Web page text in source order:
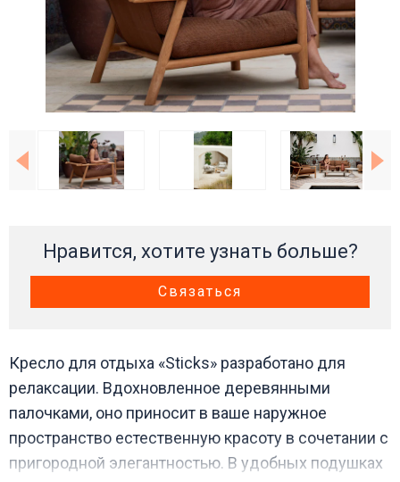
Нравится, хотите узнать больше?
Связаться
Кресло для отдыха «Sticks» разработано для
релаксации. Вдохновленное деревянными
палочками, оно приносит в ваше наружное
пространство естественную красоту в сочетании с
пригородной элегантностью. В удобных подушках